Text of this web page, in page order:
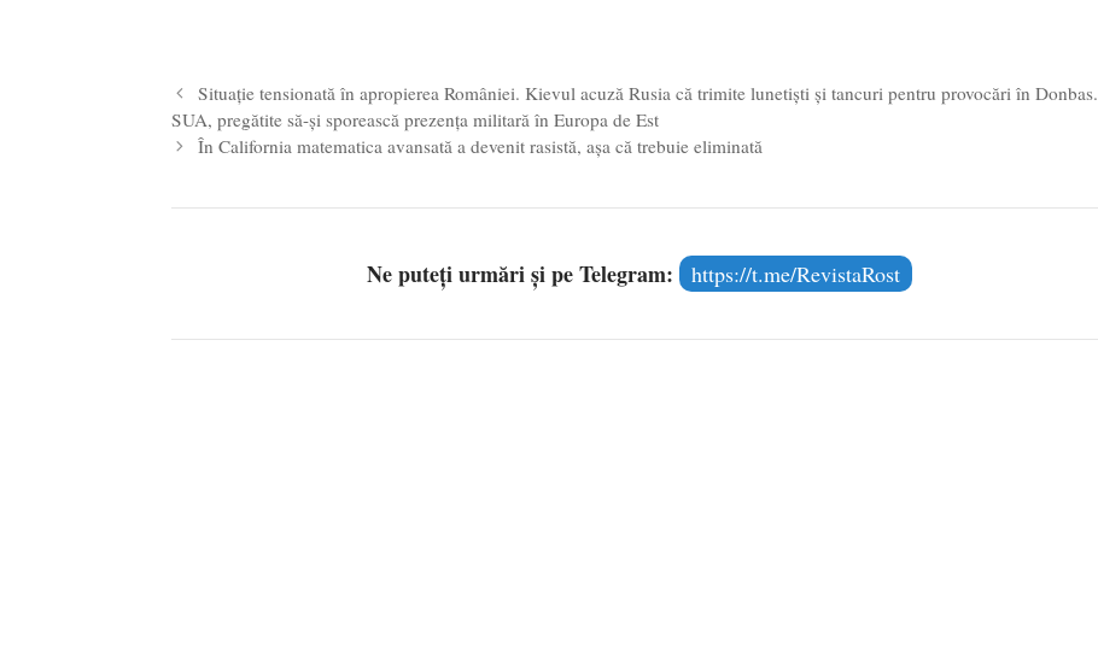
Situație tensionată în apropierea României. Kievul acuză Rusia că trimite lunetişti şi tancuri pentru provocări în Donbas.
SUA, pregătite să-şi sporească prezenţa militară în Europa de Est
În California matematica avansată a devenit rasistă, așa că trebuie eliminată
Ne puteți urmări și pe Telegram: https://t.me/RevistaRost